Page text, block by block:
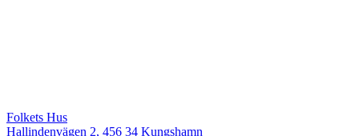
Folkets Hus
Hallindenvägen 2, 456 34 Kungshamn